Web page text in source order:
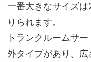
一番大きなサイズ
りられます。
トランクルームサ
外タイプがあり、